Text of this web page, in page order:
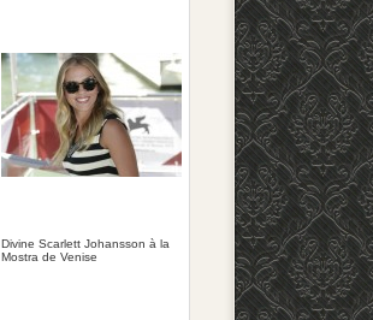
Divine Scarlett Johansson à la
Mostra de Venise